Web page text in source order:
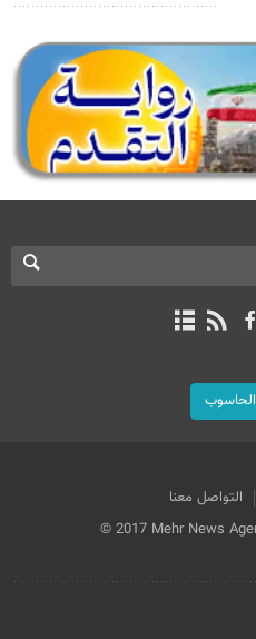
التواصل معنا
© 2017 Mehr News